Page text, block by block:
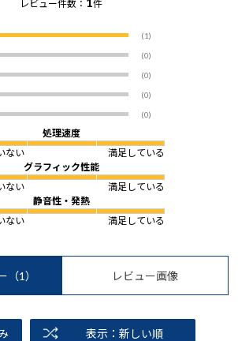
レビュー件数： 件
(1)
(0)
(0)
(0)
(0)
処理速度
ない
満足している
グラフィック性能
ない
満足している
静音性・発熱
ない
満足している
（1） レビュー画像
表示：新しい順